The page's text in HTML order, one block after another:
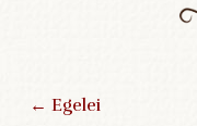
← Egelei